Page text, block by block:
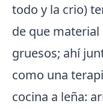
todo y la crio)
de que
gruesos; ahí
como una
cocina a leña: